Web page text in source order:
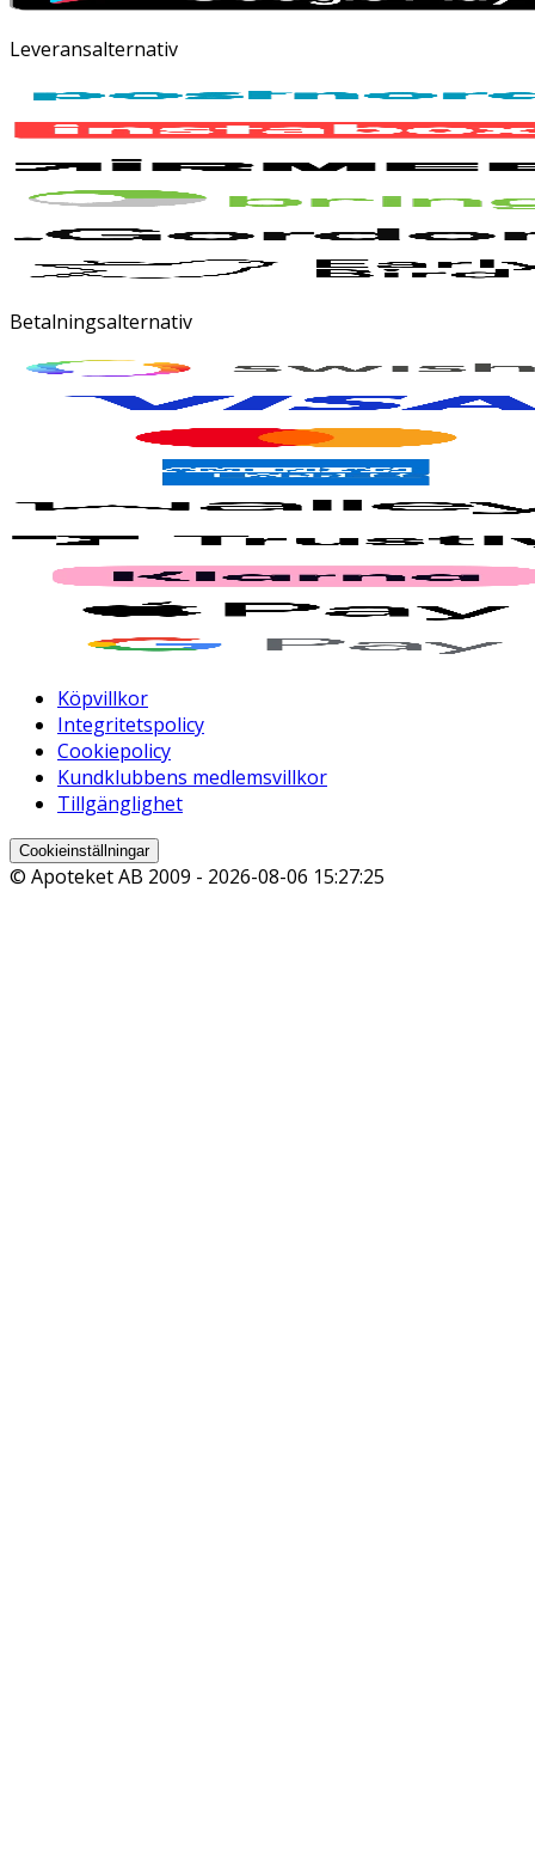
Leveransalternativ
Betalningsalternativ
Köpvillkor
Integritetspolicy
Cookiepolicy
Kundklubbens medlemsvillkor
Tillgänglighet
Cookieinställningar
© Apoteket AB 2009 - 2026-08-06 15:27:25